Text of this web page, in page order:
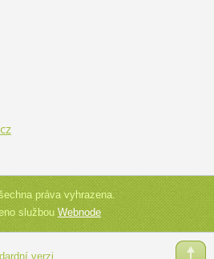
práva vyhrazena.
službouWebnode
verzi